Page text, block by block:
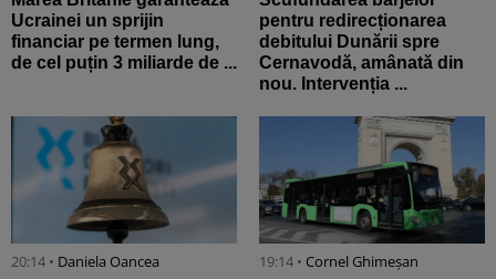
Ucrainei un sprijin
financiar pe termen lung,
de cel puțin 3 miliarde de ...
pentru redirecționarea
debitului Dunării spre
Cernavodă, amânată din
nou. Intervenția ...
20:14 • Daniela Oancea 19:14 • Cornel Ghimeșan